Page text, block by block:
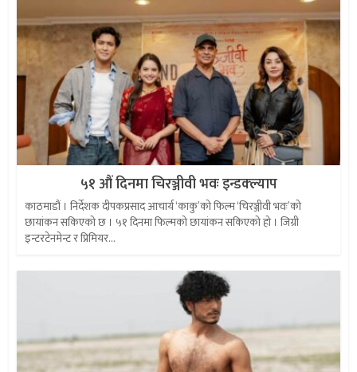
५१ औं दिनमा चिरञ्जीवी भवः इन्डक्ल्याप
काठमाडौं । निर्देशक दीपकप्रसाद आचार्य ‘काकु’को फिल्म ‘चिरञ्जीवी भवः’को
छायांकन सकिएको छ । ५१ दिनमा फिल्मको छायांकन सकिएको हो । जिग्री
इन्टरटेनमेन्ट र प्रिमियर...